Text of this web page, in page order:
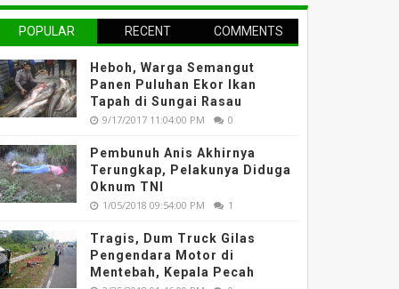
POPULAR RECENT COMMENTS
Heboh, Warga Semangut
Panen Puluhan Ekor Ikan
Tapah di Sungai Rasau
9/17/2017 11:04:00 PM 0
Pembunuh Anis Akhirnya
Terungkap, Pelakunya Diduga
Oknum TNI
1/05/2018 09:54:00 PM 1
Tragis, Dum Truck Gilas
Pengendara Motor di
Mentebah, Kepala Pecah